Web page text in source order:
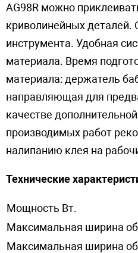
AG98R можно
криволинейных деталей.
инструмента. Удобная
материала. Время
материала: держатель
направляющая для
качестве
производимых работ
налипанию клея на
Технические
Мощность Вт.
Максимальная ширина
Максимальная ширина